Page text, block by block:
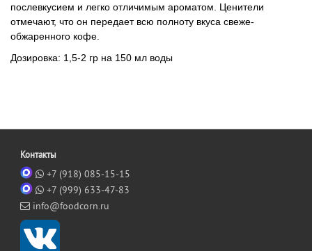
послевкусием и легко отличимым ароматом. Ценители
отмечают, что он передает всю полноту вкуса свеже-
обжаренного кофе.
Дозировка: 1,5-2 гр на 150 мл воды
Контакты
+7 (918) 085-15-15
+7 (999) 633-47-83
info@foodcorn.ru